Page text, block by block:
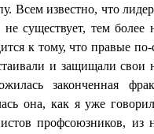
Всем известно, что
существует, тем более
к тому, что правые
и защищали свои
за­конченная
она, как я уже
профсоюзников, из